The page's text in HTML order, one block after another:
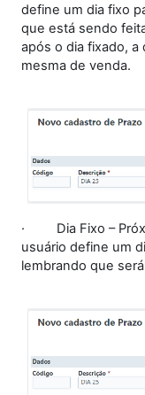
define um dia fixo
que está sendo
após o dia fixado,
mesma de venda.
· Dia Fixo –
usuário define um
lembrando que